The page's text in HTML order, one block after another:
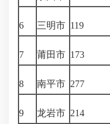
6 三明市 119
7 莆田市 173
8 南平市 277
9 龙岩市 214